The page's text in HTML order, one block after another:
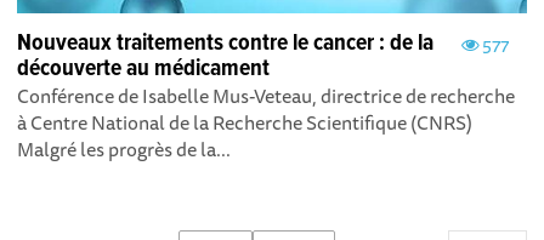
577
Nouveaux traitements contre le cancer : de la
découverte au médicament
Conférence de Isabelle Mus-Veteau, directrice de recherche
à Centre National de la Recherche Scientifique (CNRS)
Malgré les progrès de la...